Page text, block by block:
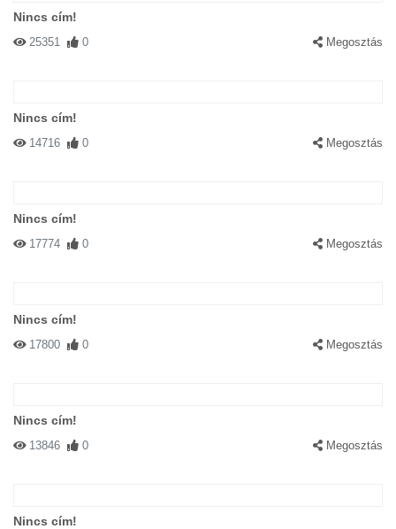
Nincs cím!
25351 0 Megosztás
Nincs cím!
14716 0 Megosztás
Nincs cím!
17774 0 Megosztás
Nincs cím!
17800 0 Megosztás
Nincs cím!
13846 0 Megosztás
Nincs cím!